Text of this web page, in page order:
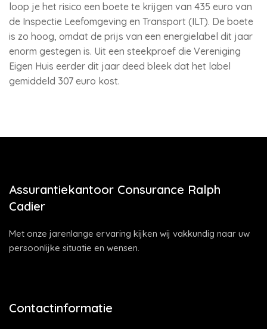
loop je het risico een boete te krijgen van 435 euro van
de Inspectie Leefomgeving en Transport (ILT). De boete
is zo hoog, omdat de prijs van een energielabel dit jaar
enorm gestegen is. Uit een steekproef die Vereniging
Eigen Huis eerder dit jaar deed bleek dat het label
gemiddeld 307 euro kost.
Assurantiekantoor Consurance Ralph
Cadier
Met onze jarenlange ervaring kijken wij vakkundig naar uw
persoonlijke situatie en wensen.
Contactinformatie